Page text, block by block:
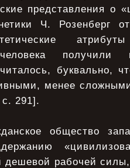
представления о
Ч. Розенберг
получили
буквально,
менее
с. 291].
общество
дешевой рабочей